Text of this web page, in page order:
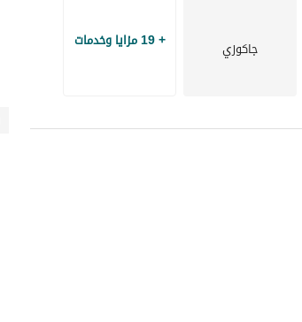
جاكوزي + 19 مزايا وخدمات